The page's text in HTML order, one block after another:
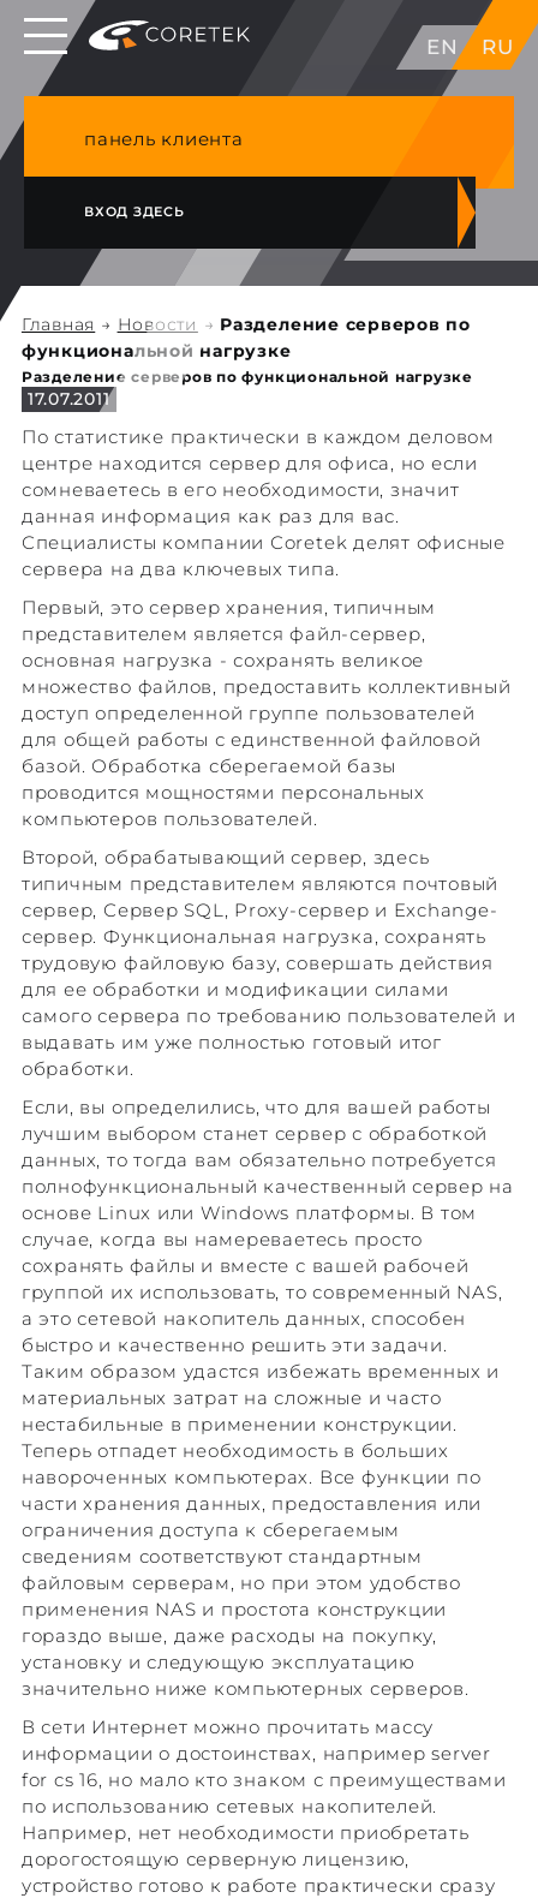
EN RU
Выделенные серверы в ЕС, Японии, ГК, США
NVME VPS & cPanel премиум хостинг в
панель клиента
ВХОД ЗДЕСЬ
Главная → Новости → Разделение серверов по
функциональной нагрузке
Разделение серверов по функциональной нагрузке
17.07.2011
По статистике практически в каждом деловом
центре находится сервер для офиса, но если
сомневаетесь в его необходимости, значит
данная информация как раз для вас.
Специалисты компании Сoretek делят офисные
сервера на два ключевых типа.
Первый, это сервер хранения, типичным
представителем является файл-сервер,
основная нагрузка - сохранять великое
множество файлов, предоставить коллективный
доступ определенной группе пользователей
для общей работы с единственной файловой
базой. Обработка сберегаемой базы
проводится мощностями персональных
компьютеров пользователей.
Второй, обрабатывающий сервер, здесь
типичным представителем являются почтовый
сервер, Сервер SQL, Proxy-сервер и Exchange-
сервер. Функциональная нагрузка, сохранять
трудовую файловую базу, совершать действия
для ее обработки и модификации силами
самого сервера по требованию пользователей и
выдавать им уже полностью готовый итог
обработки.
Если, вы определились, что для вашей работы
лучшим выбором станет сервер с обработкой
данных, то тогда вам обязательно потребуется
полнофункциональный качественный сервер на
основе Linux или Windows платформы. В том
случае, когда вы намереваетесь просто
сохранять файлы и вместе с вашей рабочей
группой их использовать, то современный NAS,
а это сетевой накопитель данных, способен
быстро и качественно решить эти задачи.
Таким образом удастся избежать временных и
материальных затрат на сложные и часто
нестабильные в применении конструкции.
Теперь отпадет необходимость в больших
навороченных компьютерах. Все функции по
части хранения данных, предоставления или
ограничения доступа к сберегаемым
сведениям соответствуют стандартным
файловым серверам, но при этом удобство
применения NAS и простота конструкции
гораздо выше, даже расходы на покупку,
установку и следующую эксплуатацию
значительно ниже компьютерных серверов.
В сети Интернет можно прочитать массу
информации о достоинствах, например server
for cs 16, но мало кто знаком с преимуществами
по использованию сетевых накопителей.
Например, нет необходимости приобретать
дорогостоящую серверную лицензию,
устройство готово к работе практически сразу